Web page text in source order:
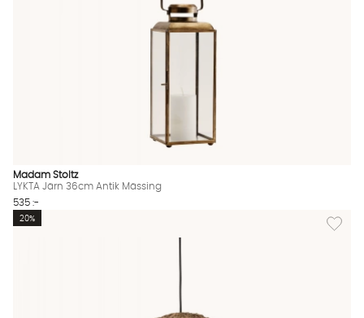
Madam Stoltz
LYKTA Järn 36cm Antik Mässing
535 :-
Lägg
20%